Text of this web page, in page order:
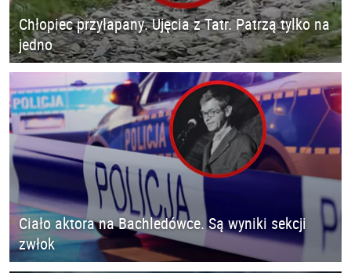
Chłopiec przyłapany. Ujęcia z Tatr. Patrzą tylko na
jedno
Ciało aktora na Bachledówce. Są wyniki sekcji
zwłok